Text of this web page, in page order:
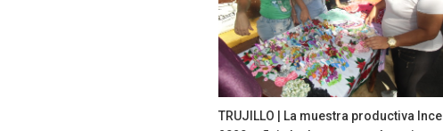
TRUJILLO | La muestra productiva